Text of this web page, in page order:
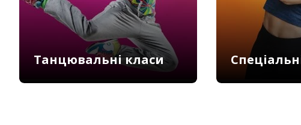
Танцювальні класи